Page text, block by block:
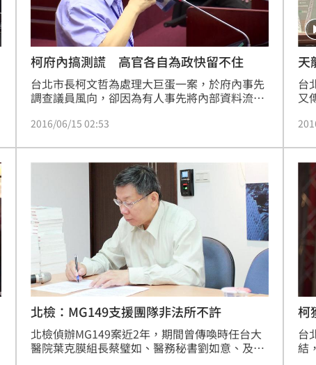
柯府內搞測謊 高官各自為政快留不住
台北市長柯文哲為處理大巨蛋一案，於府內事先
調查議員風向，卻因為有人事先將內部資料流
2016/06/15 02:53
天
台
又
市
市
哲
北檢：MG149支援團隊非法所不許
北檢偵辦MG149案近2年，期間曾傳喚時任台大
醫院葉克膜組長蔡璧如、醫務秘書劉如意、及柯
柯
台
結